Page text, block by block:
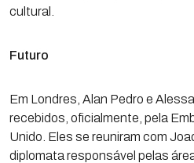
cultural.
Futuro
Em Londres, Alan Pedro e
recebidos, oficialmente, pela
Unido. Eles se reuniram com
diplomata responsável pelas